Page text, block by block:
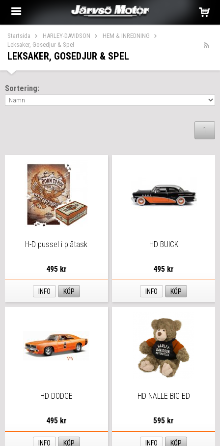
Startsida HARLEY-DAVIDSON
HEM & INREDNING
Leksaker, Gosedjur & Spel
LEKSAKER, GOSEDJUR & SPEL
Sortering:
1
H-D pussel i plåtask
495 kr
INFO KÖP
HD BUICK
495 kr
INFO KÖP
HD DODGE
495 kr
INFO KÖP
HD NALLE BIG ED
595 kr
INFO KÖP